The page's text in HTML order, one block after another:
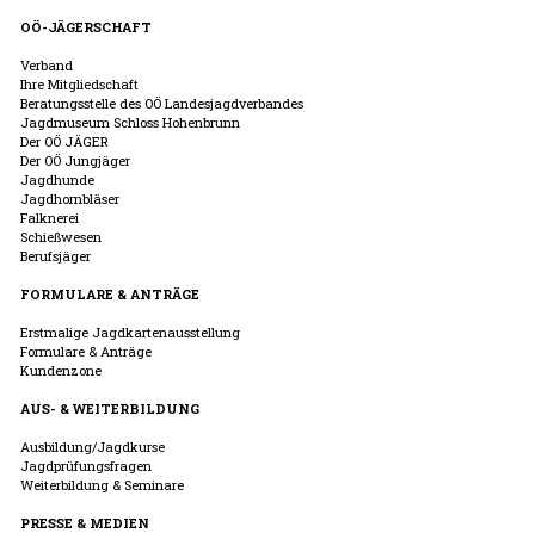
OÖ-JÄGERSCHAFT
Verband
Ihre Mitgliedschaft
Beratungsstelle des OÖ Landesjagdverbandes
Jagdmuseum Schloss Hohenbrunn
Der OÖ JÄGER
Der OÖ Jungjäger
Jagdhunde
Jagdhornbläser
Falknerei
Schießwesen
Berufsjäger
FORMULARE & ANTRÄGE
Erstmalige Jagdkartenausstellung
Formulare & Anträge
Kundenzone
AUS- & WEITERBILDUNG
Ausbildung/Jagdkurse
Jagdprüfungsfragen
Weiterbildung & Seminare
PRESSE & MEDIEN